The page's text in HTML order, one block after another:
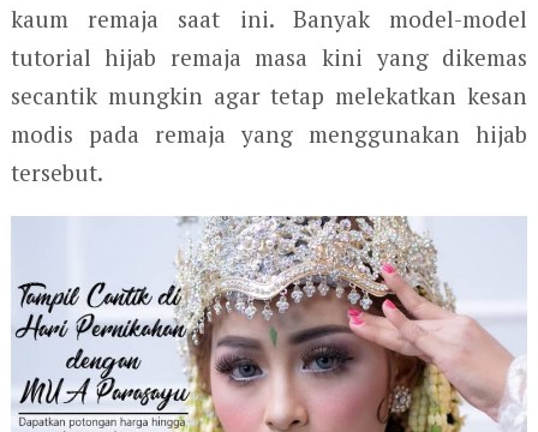
kaum remaja saat ini. Banyak model-model
tutorial hijab remaja masa kini yang dikemas
secantik mungkin agar tetap melekatkan kesan
modis pada remaja yang menggunakan hijab
tersebut.